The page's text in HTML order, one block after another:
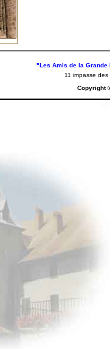
"Les Amis de la
11 impasse des
Copyright